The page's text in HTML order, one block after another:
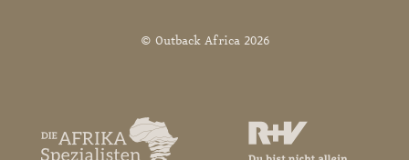
© Outback Africa 2026